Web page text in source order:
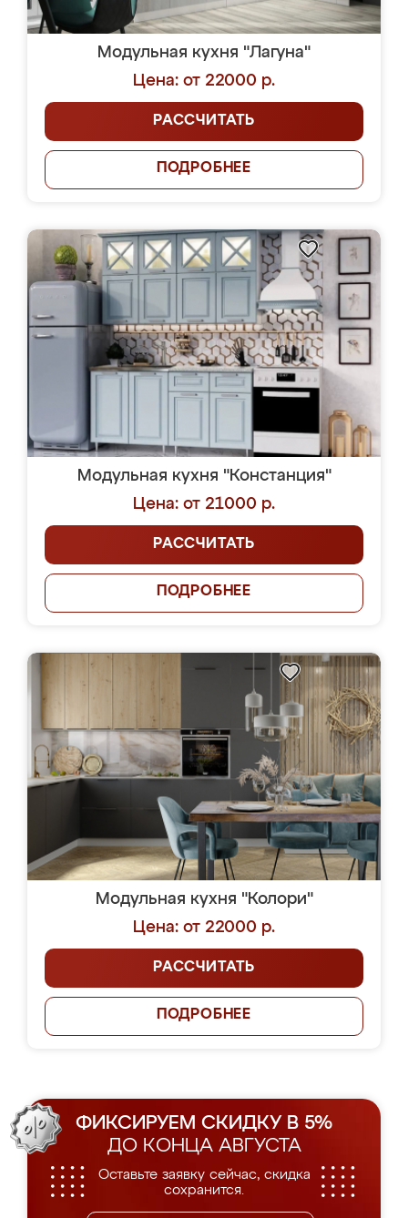
Модульная кухня "Лагуна"
Цена: от 22000 р.
РАССЧИТАТЬ
ПОДРОБНЕЕ
Модульная кухня "Констанция"
Цена: от 21000 р.
РАССЧИТАТЬ
ПОДРОБНЕЕ
Модульная кухня "Колори"
Цена: от 22000 р.
РАССЧИТАТЬ
ПОДРОБНЕЕ
ФИКСИРУЕМ СКИДКУ В 5%
ДО КОНЦА АВГУСТА
Оставьте заявку сейчас, скидка
сохранится.